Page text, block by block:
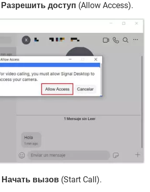
Разрешить доступ (Allow Access).
Начать вызов (Start Call).